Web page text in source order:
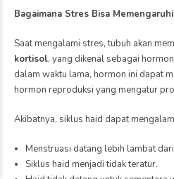
penyebabnya.
Kebiasaan yang Dapat
ereksi jika dilakukan terus-menerus.
Kurang Tidur